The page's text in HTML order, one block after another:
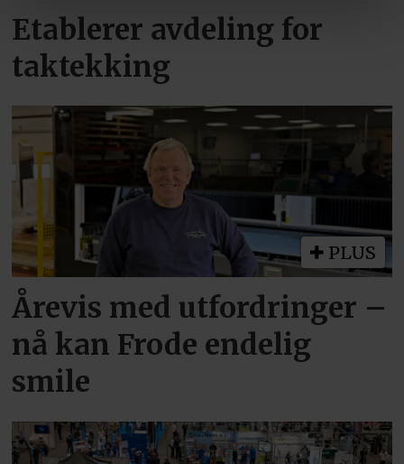
Etablerer avdeling for
taktekking
PLUS
Årevis med utfordringer –
nå kan Frode endelig
smile